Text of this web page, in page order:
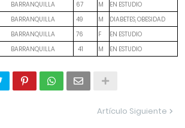
BARRANQUILLA 67 M
EN ESTUDIO
BARRANQUILLA 49 M
DIABETES, OBESIDAD
BARRANQUILLA 76 F
EN ESTUDIO
BARRANQUILLA 41 M EN ESTUDIO
Artículo Siguiente